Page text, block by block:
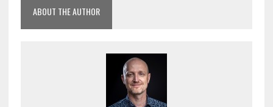
ABOUT THE AUTHOR